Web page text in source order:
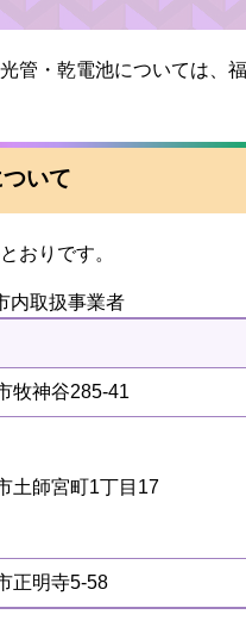
管・乾電池については、
いて
おりです。
内取扱事業者
牧神谷285-41
土師宮町1丁目17
正明寺5-58